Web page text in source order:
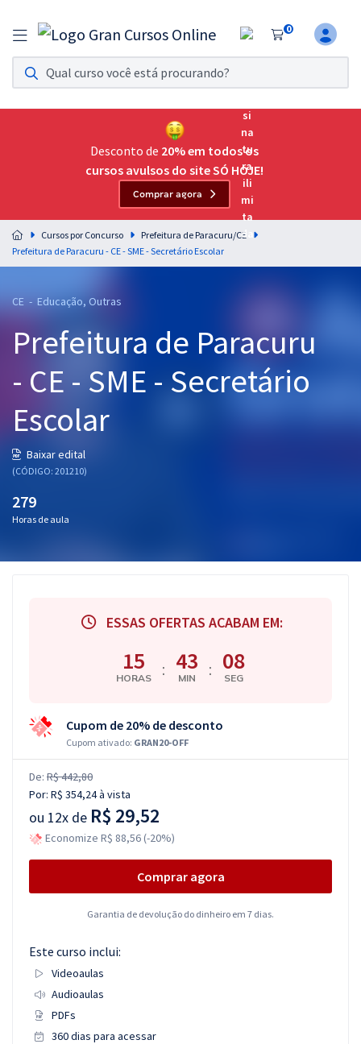
0
Assinatura Ilimitada 11
Acesso a todos os cursos. Teste grátis por 7 dias!
Assinatura OAB Até Passar
Acesso ilimitado a toda preparação para o Exame da
Residências Multiprofissionais
Preparação completa e intensiva para as principais
residências em saúde do Brasil
Cursos 20% OFF
Pós
Graduação
OAB
Conteúdo gratuito
Desconto de 20% em todos os
cursos avulsos do site SÓ HOJE!
Comprar agora
Cursos por Concurso
Prefeitura de Paracuru/CE
Prefeitura de Paracuru - CE - SME - Secretário Escolar
CE - Educação, Outras
Prefeitura de Paracuru
- CE - SME - Secretário
Escolar
Baixar edital
(CÓDIGO: 201210)
279
Horas de aula
ESSAS OFERTAS ACABAM EM:
15
HORAS : 43
MIN : 07
SEG
Cupom de 20% de desconto
Cupom ativado: GRAN20-OFF
De: R$ 442,80
Por: R$ 354,24à vista
ou 12x de R$ 29,52
Economize R$ 88,56 (-20%)
Comprar agora
Garantia de devolução do dinheiro em 7 dias.
Este curso inclui:
Videoaulas
Audioaulas
PDFs
360 dias para acessar